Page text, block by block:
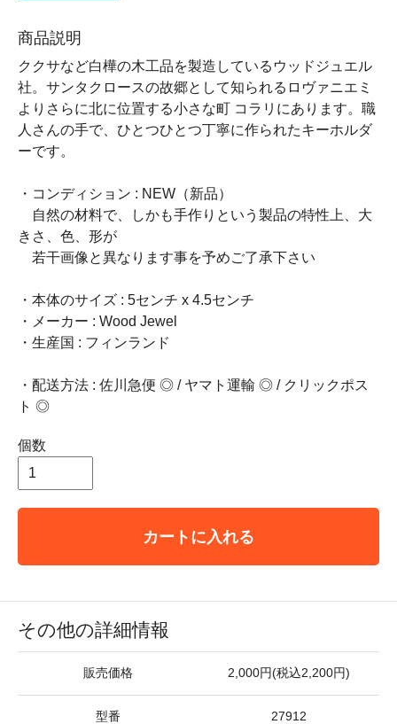
商品説明
ククサなど白樺の木工品を製造しているウッドジュエル
社。サンタクロースの故郷として知られるロヴァニエミ
よりさらに北に位置する小さな町 コラリにあります。職
人さんの手で、ひとつひとつ丁寧に作られたキーホルダ
ーです。
・コンディション : NEW（新品）
自然の材料で、しかも手作りという製品の特性上、大
きさ、色、形が
若干画像と異なります事を予めご了承下さい
・本体のサイズ : 5センチ x 4.5センチ
・メーカー : Wood Jewel
・生産国 : フィンランド
・配送方法 : 佐川急便 ◎ / ヤマト運輸 ◎ / クリックポス
ト ◎
個数
カートに入れる
その他の詳細情報
販売価格 2,000円(税込2,200円)
型番 27912